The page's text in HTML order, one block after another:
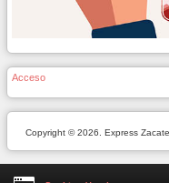
Acceso
Copyright © 2026. Express